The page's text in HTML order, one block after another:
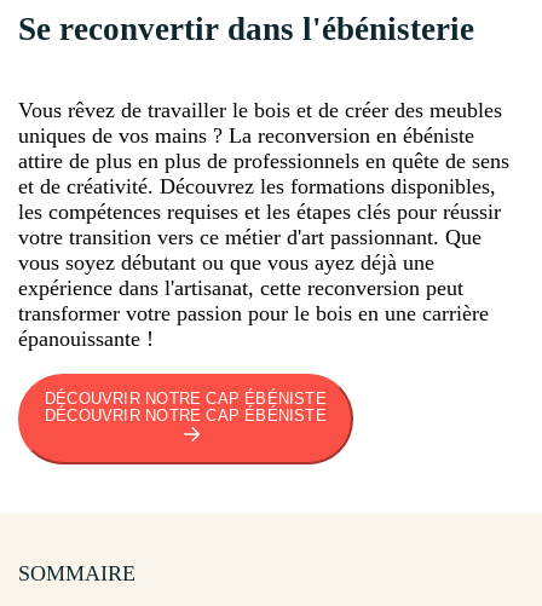
Se reconvertir dans l'ébénisterie
Vous rêvez de travailler le bois et de créer des meubles
uniques de vos mains ? La reconversion en ébéniste
attire de plus en plus de professionnels en quête de sens
et de créativité. Découvrez les formations disponibles,
les compétences requises et les étapes clés pour réussir
votre transition vers ce métier d'art passionnant. Que
vous soyez débutant ou que vous ayez déjà une
expérience dans l'artisanat, cette reconversion peut
transformer votre passion pour le bois en une carrière
épanouissante !
DÉCOUVRIR NOTRE CAP ÉBÉNISTE
DÉCOUVRIR NOTRE CAP ÉBÉNISTE
SOMMAIRE